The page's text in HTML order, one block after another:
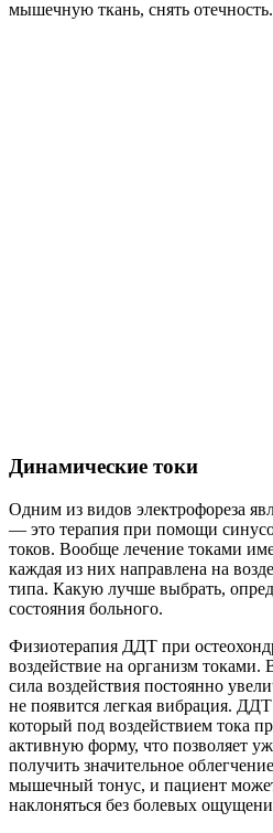
мышечную ткань, снять отечность.
Динамические токи
Одним из видов электрофореза
— это терапия при помощи
токов. Вообще лечение токами
каждая из них направлена на
типа. Какую лучше выбрать,
состояния больного.
Физиотерапия ДДТ при
воздействие на организм токами.
сила воздействия постоянно
не появится легкая вибрация.
который под воздействием тока
активную форму, что позволяет
получить значительное
мышечный тонус, и пациент
наклоняться без болевых